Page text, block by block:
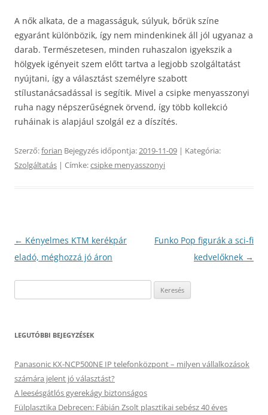
A nők alkata, de a magasságuk, súlyuk, bőrük színe
egyaránt különbözik, így nem mindenkinek áll jól ugyanaz a
darab. Természetesen, minden ruhaszalon igyekszik a
hölgyek igényeit szem előtt tartva a legjobb szolgáltatást
nyújtani, így a választást személyre szabott
stílustanácsadással is segítik. Mivel a csipke menyasszonyi
ruha nagy népszerűségnek örvend, így több kollekció
ruháinak is alapjául szolgál ez a díszítés.
Szerző:forian Bejegyzés időpontja:2019-11-09 | Kategória:
Szolgáltatás | Címke:csipke menyasszonyi
Bejegyzés
navigáció
← Kényelmes KTM kerékpár
eladó, méghozzá jó áron
Funko Pop figurák a sci-fi
kedvelőknek →
LEGUTÓBBI BEJEGYZÉSEK
Panasonic KX-NCP500NE IP telefonközpont – milyen vállalkozások
számára jelent jó választást?
A leesésgátlós gyerekágy biztonságos
Fülplasztika Debrecen: Fábián Zsolt plasztikai sebész 40 éves